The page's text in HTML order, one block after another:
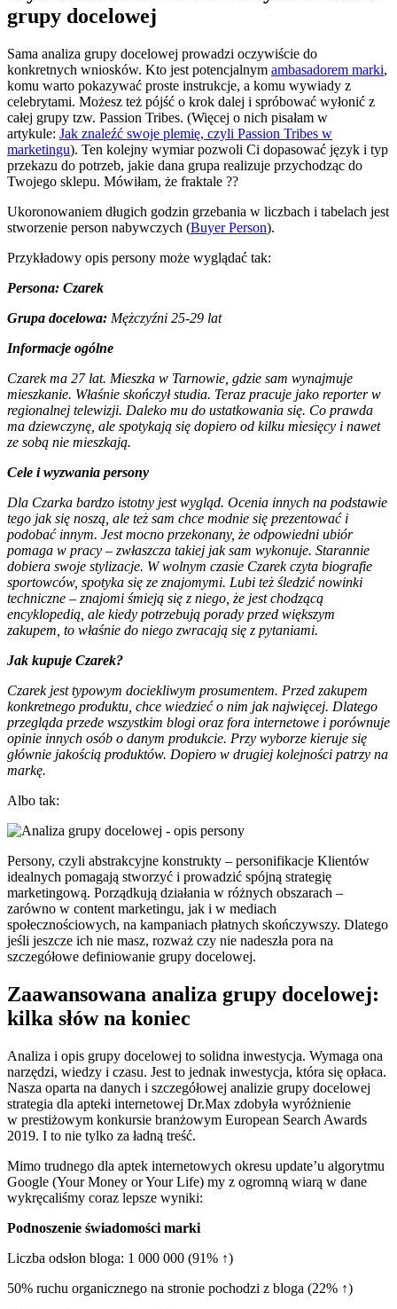
grupy docelowej
Sama analiza grupy docelowej prowadzi oczywiście do
konkretnych wniosków. Kto jest potencjalnym ambasadorem marki,
komu warto pokazywać proste instrukcje, a komu wywiady z
celebrytami. Możesz też pójść o krok dalej i spróbować wyłonić z
całej grupy tzw. Passion Tribes. (Więcej o nich pisałam w
artykule: Jak znaleźć swoje plemię, czyli Passion Tribes w
marketingu). Ten kolejny wymiar pozwoli Ci dopasować język i typ
przekazu do potrzeb, jakie dana grupa realizuje przychodząc do
Twojego sklepu. Mówiłam, że fraktale ??
Ukoronowaniem długich godzin grzebania w liczbach i tabelach jest
stworzenie person nabywczych (Buyer Person).
Przykładowy opis persony może wyglądać tak:
Persona: Czarek
Grupa docelowa: Mężczyźni 25-29 lat
Informacje ogólne
Czarek ma 27 lat. Mieszka w Tarnowie, gdzie sam wynajmuje
mieszkanie. Właśnie skończył studia. Teraz pracuje jako reporter w
regionalnej telewizji. Daleko mu do ustatkowania się. Co prawda
ma dziewczynę, ale spotykają się dopiero od kilku miesięcy i nawet
ze sobą nie mieszkają.
Cele i wyzwania persony
Dla Czarka bardzo istotny jest wygląd. Ocenia innych na podstawie
tego jak się noszą, ale też sam chce modnie się prezentować i
podobać innym. Jest mocno przekonany, że odpowiedni ubiór
pomaga w pracy – zwłaszcza takiej jak sam wykonuje. Starannie
dobiera swoje stylizacje. W wolnym czasie Czarek czyta biografie
sportowców, spotyka się ze znajomymi. Lubi też śledzić nowinki
techniczne – znajomi śmieją się z niego, że jest chodzącą
encyklopedią, ale kiedy potrzebują porady przed większym
zakupem, to właśnie do niego zwracają się z pytaniami.
Jak kupuje Czarek?
Czarek jest typowym dociekliwym prosumentem. Przed zakupem
konkretnego produktu, chce wiedzieć o nim jak najwięcej. Dlatego
przegląda przede wszystkim blogi oraz fora internetowe i porównuje
opinie innych osób o danym produkcie. Przy wyborze kieruje się
głównie jakością produktów. Dopiero w drugiej kolejności patrzy na
markę.
Albo tak:
Persony, czyli abstrakcyjne konstrukty – personifikacje Klientów
idealnych pomagają stworzyć i prowadzić spójną strategię
marketingową. Porządkują działania w różnych obszarach –
zarówno w content marketingu, jak i w mediach
społecznościowych, na kampaniach płatnych skończywszy. Dlatego
jeśli jeszcze ich nie masz, rozważ czy nie nadeszła pora na
szczegółowe definiowanie grupy docelowej.
Zaawansowana analiza grupy docelowej:
kilka słów na koniec
Analiza i opis grupy docelowej to solidna inwestycja. Wymaga ona
narzędzi, wiedzy i czasu. Jest to jednak inwestycja, która się opłaca.
Nasza oparta na danych i szczegółowej analizie grupy docelowej
strategia dla apteki internetowej Dr.Max zdobyła wyróżnienie
w prestiżowym konkursie branżowym European Search Awards
2019. I to nie tylko za ładną treść.
Mimo trudnego dla aptek internetowych okresu update’u algorytmu
Google (Your Money or Your Life) my z ogromną wiarą w dane
wykręcaliśmy coraz lepsze wyniki:
Podnoszenie świadomości marki
Liczba odsłon bloga: 1 000 000 (91% ↑)
50% ruchu organicznego na stronie pochodzi z bloga (22% ↑)